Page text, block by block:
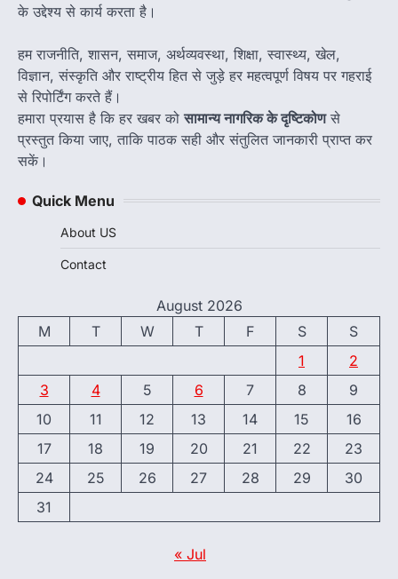
के उद्देश्य से कार्य करता है।
हम राजनीति, शासन, समाज, अर्थव्यवस्था, शिक्षा, स्वास्थ्य, खेल,
विज्ञान, संस्कृति और राष्ट्रीय हित से जुड़े हर महत्वपूर्ण विषय पर गहराई
से रिपोर्टिंग करते हैं।
हमारा प्रयास है कि हर खबर कोसामान्य नागरिक के दृष्टिकोणसे
प्रस्तुत किया जाए, ताकि पाठक सही और संतुलित जानकारी प्राप्त कर
सकें।
Quick Menu
About US
Contact
August 2026
M
T W T F S
S
1
2
3
4 5 6 7 8
9
10
11 12 13 14 15
16
17
18 19 20 21 22
23
24
25 26 27 28 29
30
31
« Jul